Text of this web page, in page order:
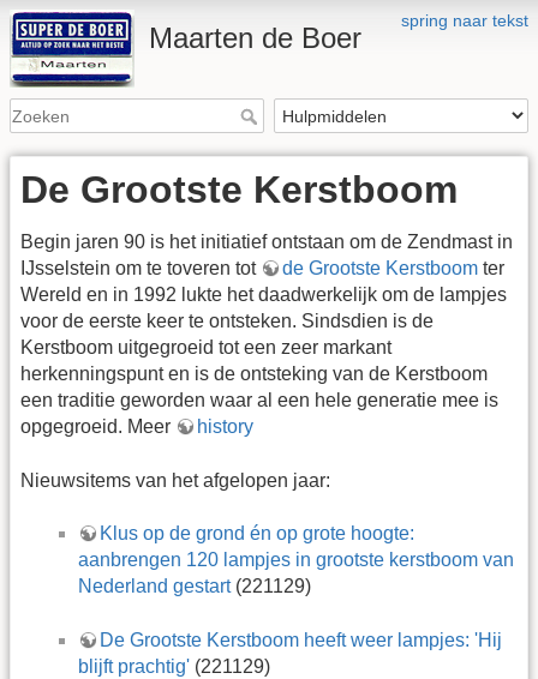
spring naar tekst
Maarten de Boer
De Grootste Kerstboom
Begin jaren 90 is het initiatief ontstaan om de Zendmast in
IJsselstein om te toveren tot
de Grootste Kerstboom ter
Wereld en in 1992 lukte het daadwerkelijk om de lampjes
voor de eerste keer te ontsteken. Sindsdien is de
Kerstboom uitgegroeid tot een zeer markant
herkenningspunt en is de ontsteking van de Kerstboom
een traditie geworden waar al een hele generatie mee is
opgegroeid. Meer
history
Nieuwsitems van het afgelopen jaar:
Klus op de grond én op grote hoogte:
aanbrengen 120 lampjes in grootste kerstboom van
Nederland gestart(221129)
De Grootste Kerstboom heeft weer lampjes: 'Hij
blijft prachtig' (221129)